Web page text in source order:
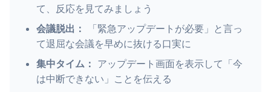
て、反応を見てみましょう
会議脱出：
「緊急アップデートが必要」と言っ
て退屈な会議を早めに抜ける口実に
集中タイム： アップデート画面を表示して「今
は中断できない」ことを伝える